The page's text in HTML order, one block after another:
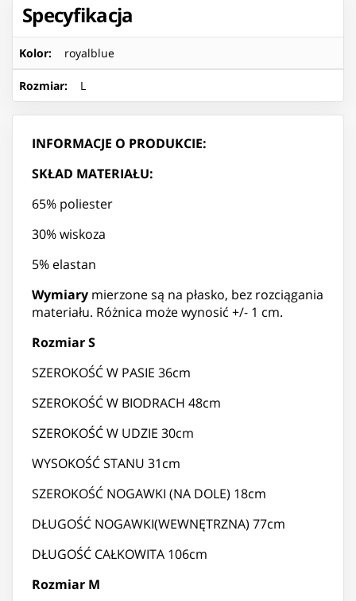
Specyfikacja
Kolor: royalblue
Rozmiar: L
INFORMACJE O PRODUKCIE:
SKŁAD MATERIAŁU:
65% poliester
30% wiskoza
5% elastan
Wymiary mierzone są na płasko, bez rozciągania
materiału. Różnica może wynosić +/- 1 cm.
Rozmiar S
SZEROKOŚĆ W PASIE 36cm
SZEROKOŚĆ W BIODRACH 48cm
SZEROKOŚĆ W UDZIE 30cm
WYSOKOŚĆ STANU 31cm
SZEROKOŚĆ NOGAWKI (NA DOLE) 18cm
DŁUGOŚĆ NOGAWKI(WEWNĘTRZNA) 77cm
DŁUGOŚĆ CAŁKOWITA 106cm
Rozmiar M